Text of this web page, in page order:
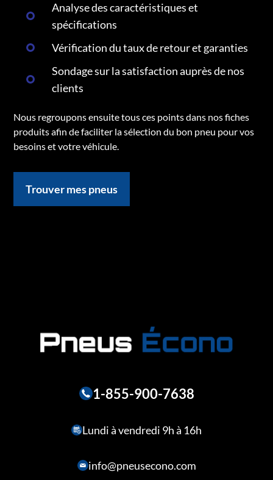
Analyse des caractéristiques et
spécifications
Vérification du taux de retour et garanties
Sondage sur la satisfaction auprès de nos
clients
Nous regroupons ensuite tous ces points dans nos fiches
produits afin de faciliter la sélection du bon pneu pour vos
besoins et votre véhicule.
Trouver mes pneus
1-855-900-7638
Lundi à vendredi 9h à 16h
info@pneusecono.com